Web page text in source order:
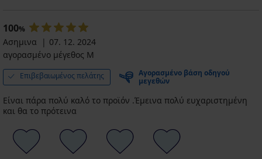
100%
Ασημινα
07. 12. 2024
αγορασμένο μέγεθος M
Επιβεβαιωμένος πελάτης
Αγορασμένο βάση οδηγού
μεγεθών
Είναι πάρα πολύ καλό το προϊόν .Έμεινα πολύ ευχαριστημένη
και θα το πρότεινα